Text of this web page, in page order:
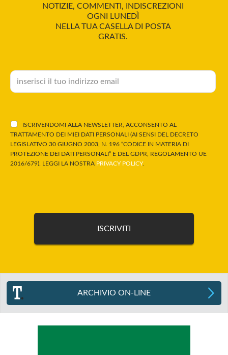
NOTIZIE, COMMENTI, INDISCREZIONI
OGNI LUNEDÌ
NELLA TUA CASELLA DI POSTA
GRATIS.
ISCRIVENDOMI ALLA NEWSLETTER, ACCONSENTO AL
TRATTAMENTO DEI MIEI DATI PERSONALI (AI SENSI DEL DECRETO
LEGISLATIVO 30 GIUGNO 2003, N. 196 “CODICE IN MATERIA DI
PROTEZIONE DEI DATI PERSONALI” E DEL GDPR, REGOLAMENTO UE
2016/679). LEGGI LA NOSTRA PRIVACY POLICY.
ARCHIVIO ON-LINE